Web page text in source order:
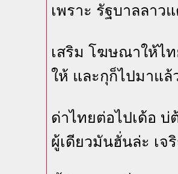
เพราะ รัฐบาลลาว
เสริม โฆษณาให้ไ
ให้ และกุก็ไปมาแล้
ด่าไทยต่อไปเด้อ บ่
ผู้เดียวมันฮั่นล่ะ เจ